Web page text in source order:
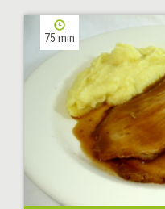
75 min